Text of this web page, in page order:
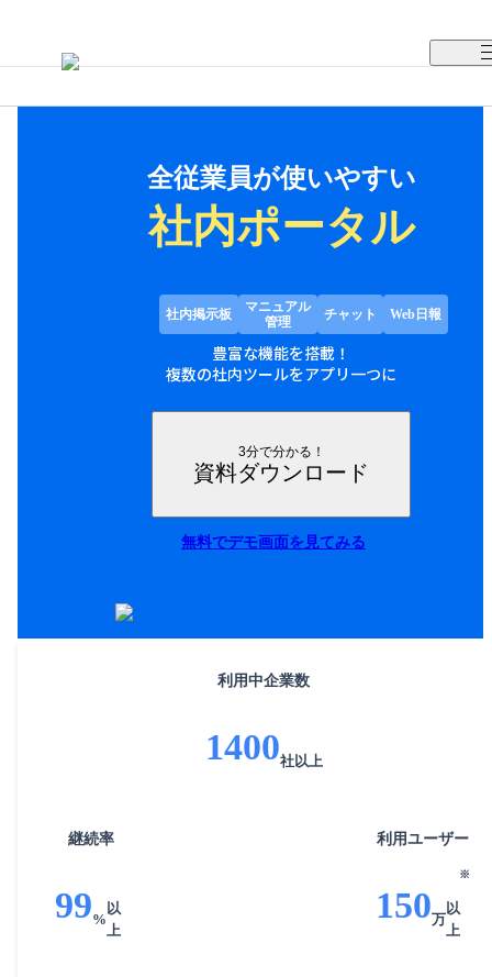
TUNAGの特徴
選ばれる理由全従業員が使いやすい
社内ポータル
社内掲示板
マニュアル
管理
チャット Web日報
豊富な機能を搭載！
複数の社内ツールをアプリ一つに
3分で分かる！
資料ダウンロード
無料でデモ画面を見てみる
利用中企業数
1400社以上
継続率
99%
以
上
利用ユーザー
150
※
万
以
上